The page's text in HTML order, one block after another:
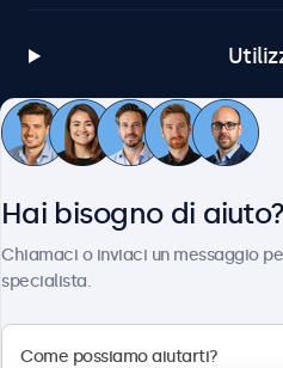
Servizio
Hai bisogno di aiuto?
Chiamaci o inviaci un messaggio
specialista.